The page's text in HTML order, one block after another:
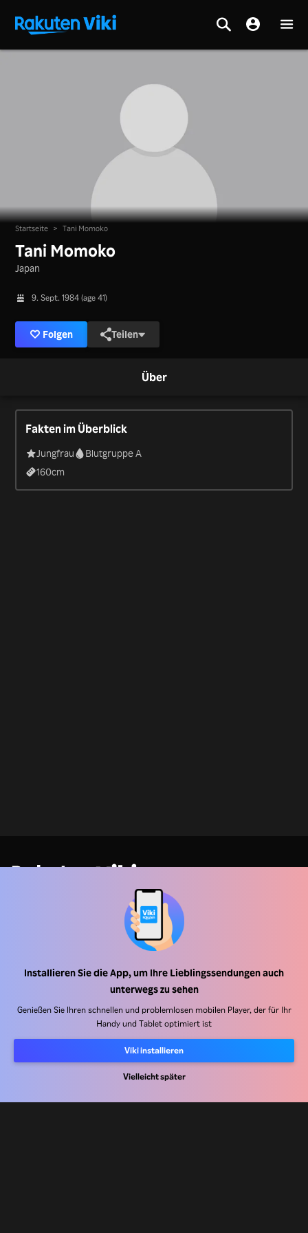
Installieren Sie die App, um Ihre Lieblingssendungen auch
unterwegs zu sehen
Genießen Sie Ihren schnellen und problemlosen mobilen Player, der für Ihr
Handy und Tablet optimiert ist
Viki installieren
Vielleicht später
Startseite > Tani Momoko
Tani Momoko
Japan
9. Sept. 1984 (age 41)
Folgen Teilen
Über
Fakten im Überblick
Jungfrau
Blutgruppe A
160cm
Hilfe Center
Arbeiten Sie mit uns zusammen
Pressezentrum
Nutzungsbedingungen